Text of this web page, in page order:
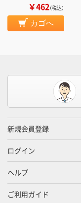
￥462（税込）
カゴへ
新規会員登録
ログイン
ヘルプ
ご利用ガイド